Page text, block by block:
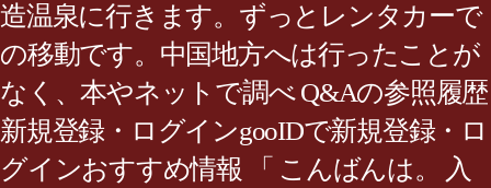
造温泉に行きます。ずっとレンタカーで
の移動です。中国地方へは行ったことが
なく、本やネットで調べ Q&Aの参照履歴
新規登録・ログインgooIDで新規登録・ロ
グインおすすめ情報 「 こんばんは。 入